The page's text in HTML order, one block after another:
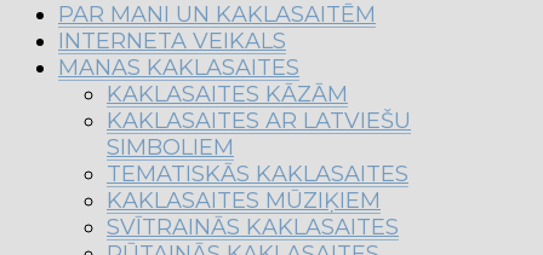
PAR MANI UN KAKLASAITĒM
INTERNETA VEIKALS
MANAS KAKLASAITES
KAKLASAITES KĀZĀM
KAKLASAITES AR LATVIEŠU
SIMBOLIEM
TEMATISKĀS KAKLASAITES
KAKLASAITES MŪZIĶIEM
SVĪTRAINĀS KAKLASAITES